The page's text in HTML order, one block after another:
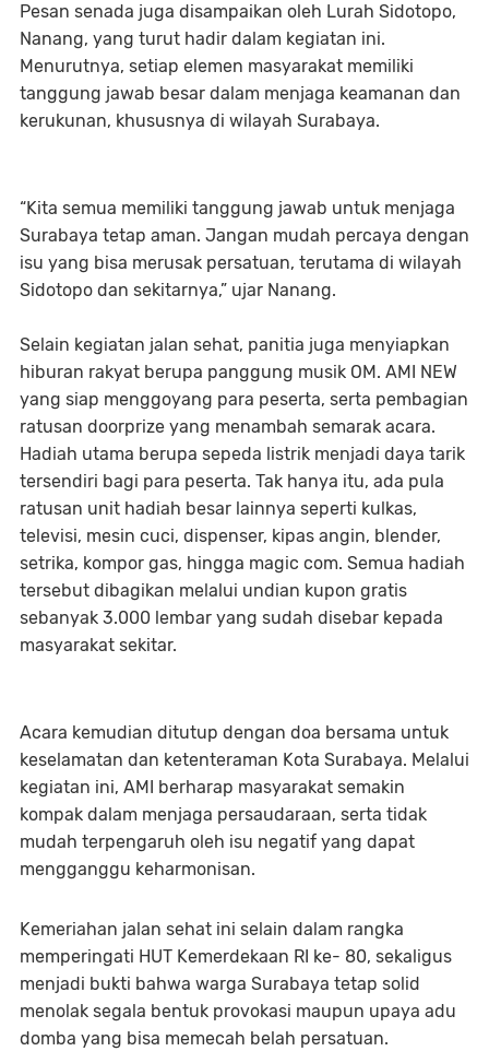
Pesan senada juga disampaikan oleh Lurah Sidotopo,
Nanang, yang turut hadir dalam kegiatan ini.
Menurutnya, setiap elemen masyarakat memiliki
tanggung jawab besar dalam menjaga keamanan dan
kerukunan, khususnya di wilayah Surabaya.
“Kita semua memiliki tanggung jawab untuk menjaga
Surabaya tetap aman. Jangan mudah percaya dengan
isu yang bisa merusak persatuan, terutama di wilayah
Sidotopo dan sekitarnya,” ujar Nanang.
Selain kegiatan jalan sehat, panitia juga menyiapkan
hiburan rakyat berupa panggung musik OM. AMI NEW
yang siap menggoyang para peserta, serta pembagian
ratusan doorprize yang menambah semarak acara.
Hadiah utama berupa sepeda listrik menjadi daya tarik
tersendiri bagi para peserta. Tak hanya itu, ada pula
ratusan unit hadiah besar lainnya seperti kulkas,
televisi, mesin cuci, dispenser, kipas angin, blender,
setrika, kompor gas, hingga magic com. Semua hadiah
tersebut dibagikan melalui undian kupon gratis
sebanyak 3.000 lembar yang sudah disebar kepada
masyarakat sekitar.
Acara kemudian ditutup dengan doa bersama untuk
keselamatan dan ketenteraman Kota Surabaya. Melalui
kegiatan ini, AMI berharap masyarakat semakin
kompak dalam menjaga persaudaraan, serta tidak
mudah terpengaruh oleh isu negatif yang dapat
mengganggu keharmonisan.
Kemeriahan jalan sehat ini selain dalam rangka
memperingati HUT Kemerdekaan RI ke- 80, sekaligus
menjadi bukti bahwa warga Surabaya tetap solid
menolak segala bentuk provokasi maupun upaya adu
domba yang bisa memecah belah persatuan.